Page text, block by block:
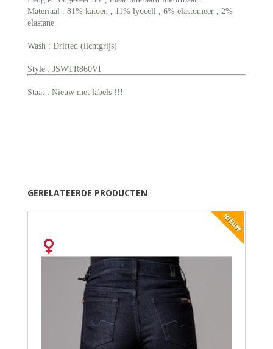
Materiaal : 81% katoen , 11% lyocell , 6% elastomeer , 2%
elastane
Wash : Drifted (lichtgrijs)
Style : JSWTR860VI
Staat : Nieuw met labels !!!
GERELATEERDE PRODUCTEN